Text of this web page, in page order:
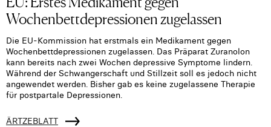
Wochenbettdepressionen zugelassen
Die EU-Kommission hat erstmals ein Medikament gegen
Wochenbettdepressionen zugelassen. Das Präparat Zuranolon
kann bereits nach zwei Wochen depressive Symptome lindern.
Während der Schwangerschaft und Stillzeit soll es jedoch nicht
angewendet werden. Bisher gab es keine zugelassene Therapie
für postpartale Depressionen.
ÄRTZEBLATT